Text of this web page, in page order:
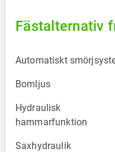
Fästalternativ
Automatiskt
Bomljus
Hydraulisk
hammarfunktion
Saxhydraulik